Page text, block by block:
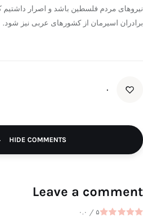
نیروهای مردم فلسطین باشد و اصرار
برادران اسیرمان از کشورهای عربی نیز شود.
۰
HIDE COMMENTS
Leave a comment
۰.۰ / ۵